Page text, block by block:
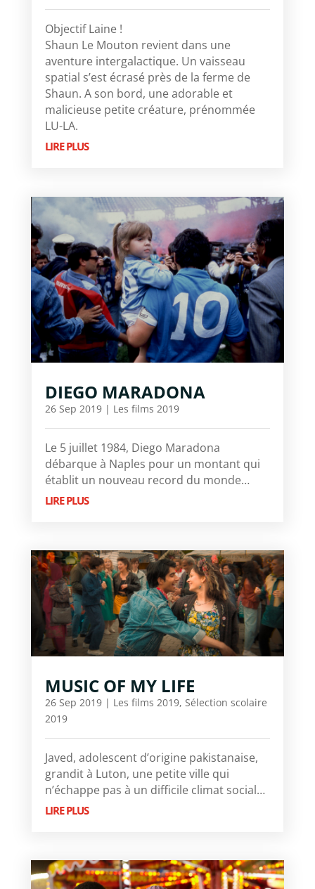
Objectif Laine !
Shaun Le Mouton revient dans une
aventure intergalactique. Un vaisseau
spatial s’est écrasé près de la ferme de
Shaun. A son bord, une adorable et
malicieuse petite créature, prénommée
LU-LA.
LIRE PLUS
DIEGO MARADONA
26 Sep 2019| Les films 2019
Le 5 juillet 1984, Diego Maradona
débarque à Naples pour un montant qui
établit un nouveau record du monde…
LIRE PLUS
MUSIC OF MY LIFE
26 Sep 2019| Les films 2019, Sélection scolaire
2019
Javed, adolescent d’origine pakistanaise,
grandit à Luton, une petite ville qui
n’échappe pas à un difficile climat social…
LIRE PLUS